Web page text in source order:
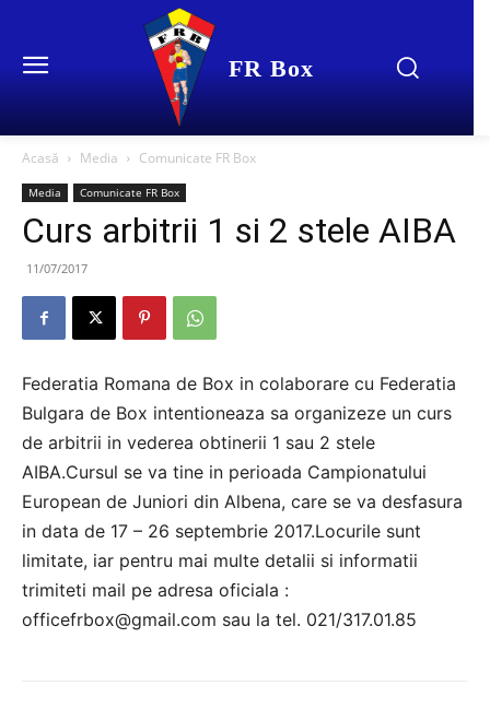
FR Box
Acasă Media Comunicate FR Box
Media Comunicate FR Box
Curs arbitrii 1 si 2 stele AIBA
11/07/2017
Federatia Romana de Box in colaborare cu Federatia
Bulgara de Box intentioneaza sa organizeze un curs
de arbitrii in vederea obtinerii 1 sau 2 stele
AIBA.Cursul se va tine in perioada Campionatului
European de Juniori din Albena, care se va desfasura
in data de 17 – 26 septembrie 2017.Locurile sunt
limitate, iar pentru mai multe detalii si informatii
trimiteti mail pe adresa oficiala :
officefrbox@gmail.com sau la tel. 021/317.01.85